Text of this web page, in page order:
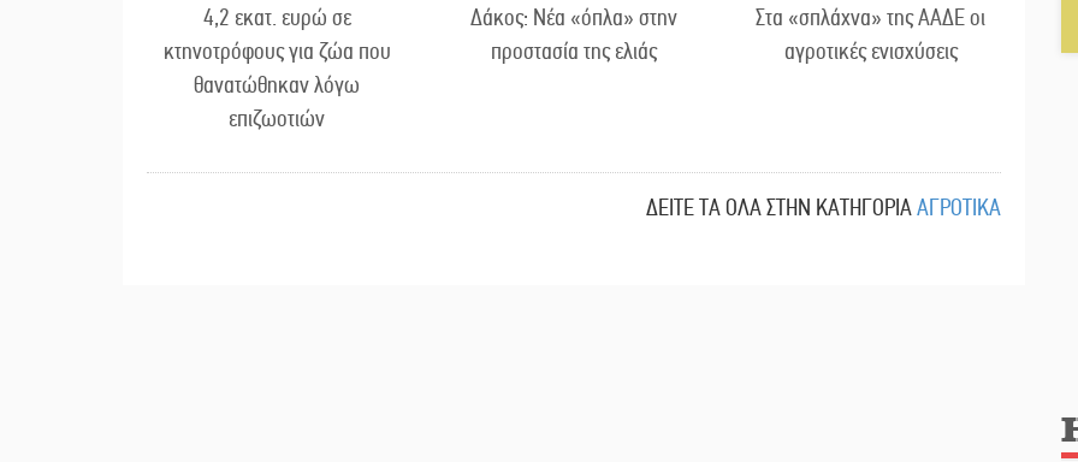
4,2 εκατ. ευρώ σε
κτηνοτρόφους για ζώα που
θανατώθηκαν λόγω
επιζωοτιών
Δάκος: Νέα «όπλα» στην
προστασία της ελιάς
Στα «σπλάχνα» της ΑΑΔΕ οι
αγροτικές ενισχύσεις
ΔΕΙΤΕ ΤΑ ΟΛΑ ΣΤΗΝ ΚΑΤΗΓΟΡΙΑΑΓΡΟΤΙΚΑ